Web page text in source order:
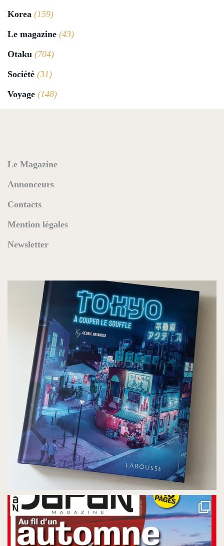
Korea (159)
Le magazine (43)
Otaku (704)
Société (31)
Voyage (148)
Le Magazine
Annonceurs
Contacts
Mention légales
Newsletter